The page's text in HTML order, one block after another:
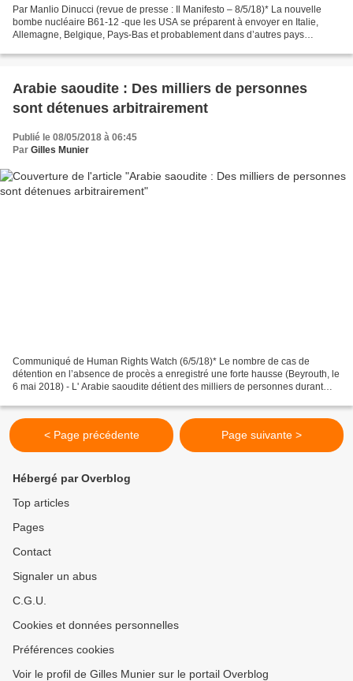
Par Manlio Dinucci (revue de presse : Il Manifesto – 8/5/18)* La nouvelle
bombe nucléaire B61-12 -que les USA se préparent à envoyer en Italie,
Allemagne, Belgique, Pays-Bas et probablement dans d’autres pays
Arabie saoudite : Des milliers de personnes
sont détenues arbitrairement
Publié le 08/05/2018 à 06:45
Par Gilles Munier
Communiqué de Human Rights Watch (6/5/18)* Le nombre de cas de
détention en l’absence de procès a enregistré une forte hausse (Beyrouth, le
6 mai 2018) - L' Arabie saoudite détient des milliers de personnes durant
< Page précédente Page suivante >
Hébergé par Overblog
Top articles
Pages
Contact
Signaler un abus
C.G.U.
Cookies et données personnelles
Préférences cookies
Voir le profil de Gilles Munier sur le portail Overblog